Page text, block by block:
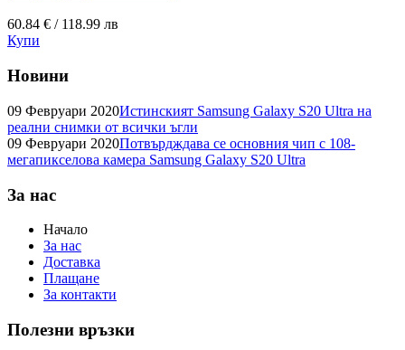
60.84 € / 118.99 лв
Купи
Новини
09 Февруари 2020Истинският Samsung Galaxy S20 Ultra на
реални снимки от всички ъгли
09 Февруари 2020Потвърдждава се основния чип с 108-
мегапикселова камера Samsung Galaxy S20 Ultra
За нас
Начало
За нас
Доставка
Плащане
За контакти
Полезни връзки